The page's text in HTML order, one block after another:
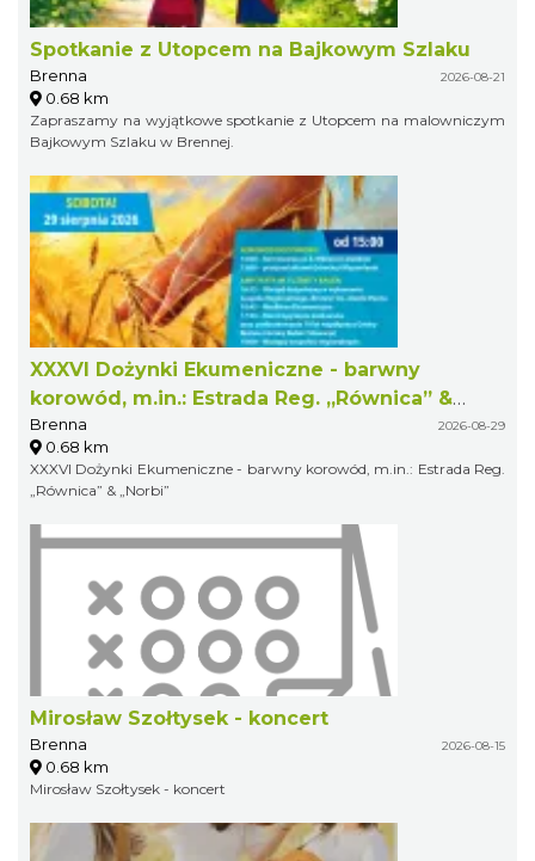
Spotkanie z Utopcem na Bajkowym Szlaku
Brenna 2026-08-21
0.68 km
Zapraszamy na wyjątkowe spotkanie z Utopcem na malowniczym
Bajkowym Szlaku w Brennej.
XXXVI Dożynki Ekumeniczne - barwny
korowód, m.in.: Estrada Reg. „Równica” &
„Norbi”
Brenna 2026-08-29
0.68 km
XXXVI Dożynki Ekumeniczne - barwny korowód, m.in.: Estrada Reg.
„Równica” & „Norbi”
Mirosław Szołtysek - koncert
Brenna 2026-08-15
0.68 km
Mirosław Szołtysek - koncert